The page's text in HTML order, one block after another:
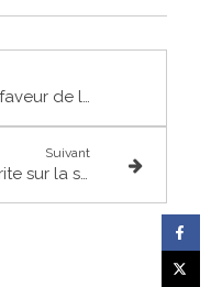
Mon intervention en faveur de l'adoption de la proposition de résolution sur l'Holodomor
Suivant
Réponse à ma Question écrite sur la situation des producteurs de canards